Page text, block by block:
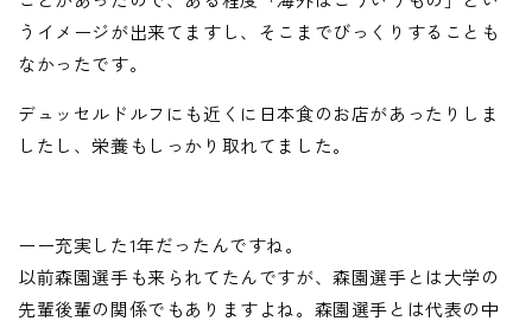
うイメージが出来てますし、そこまでびっくりすることも
なかったです。
デュッセルドルフにも近くに日本食のお店があったりしま
したし、栄養もしっかり取れてました。
ーー充実した1年だったんですね。
以前森園選手も来られてたんですが、森園選手とは大学の
先輩後輩の関係でもありますよね。森園選手とは代表の中